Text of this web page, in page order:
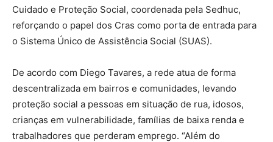
Cuidado e Proteção Social, coordenada pela Sedhuc,
reforçando o papel dos Cras como porta de entrada para
o Sistema Único de Assistência Social (SUAS).
De acordo com Diego Tavares, a rede atua de forma
descentralizada em bairros e comunidades, levando
proteção social a pessoas em situação de rua, idosos,
crianças em vulnerabilidade, famílias de baixa renda e
trabalhadores que perderam emprego. “Além do